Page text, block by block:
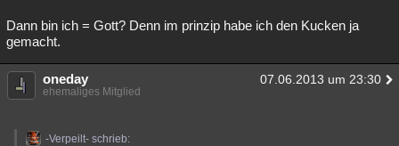
Dann bin ich = Gott? Denn im prinzip habe ich den Kucken ja
gemacht.
oneday 07.06.2013 um 23:30
ehemaliges Mitglied
-Verpeilt- schrieb: